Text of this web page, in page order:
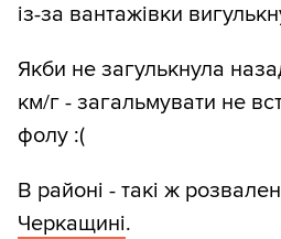
із-за вантажівки
Якби не загулькнула
км/г - загальмувати не
фолу :(
В районі - такі ж
Черкащині.